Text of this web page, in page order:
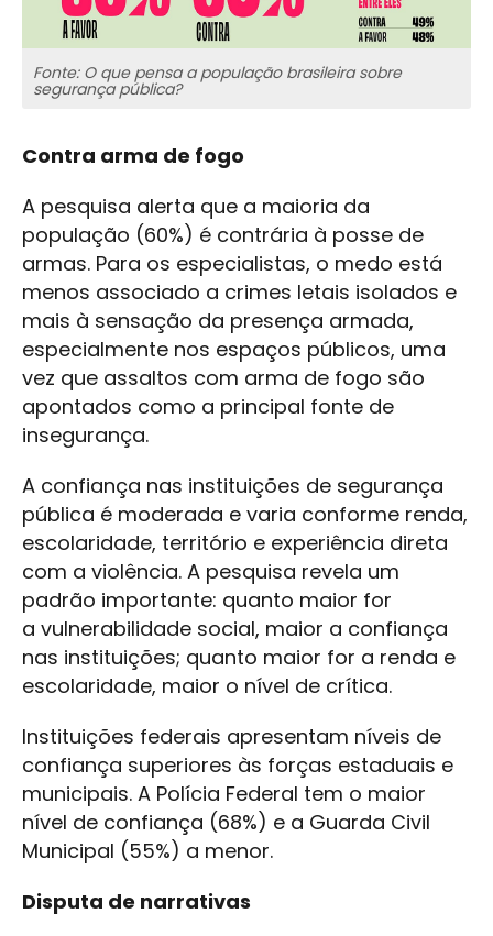
Fonte: O que pensa a população brasileira sobre
segurança pública?
Contra arma de fogo
A pesquisa alerta que a maioria da
população (60%) é contrária à posse de
armas. Para os especialistas, o medo está
menos associado a crimes letais isolados e
mais à sensação da presença armada,
especialmente nos espaços públicos, uma
vez que assaltos com arma de fogo são
apontados como a principal fonte de
insegurança.
A confiança nas instituições de segurança
pública é moderada e varia conforme renda,
escolaridade, território e experiência direta
com a violência. A pesquisa revela um
padrão importante: quanto maior for
a vulnerabilidade social, maior a confiança
nas instituições; quanto maior for a renda e
escolaridade, maior o nível de crítica.
Instituições federais apresentam níveis de
confiança superiores às forças estaduais e
municipais. A Polícia Federal tem o maior
nível de confiança (68%) e a Guarda Civil
Municipal (55%) a menor.
Disputa de narrativas